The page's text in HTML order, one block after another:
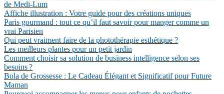
de Medi-Lum
Affiche illustration : Votre guide pour des créations uniques
Paris gourmand : tout ce qu’il faut savoir pour manger comme un
vrai Parisien
Qui peut vraiment faire de la photothérapie esthétique ?
Les meilleurs plantes pour un petit jardin
Comment choisir sa solution de business intelligence selon ses
besoins ?
Bola de Grossesse : Le Cadeau Élégant et Significatif pour Future
Maman